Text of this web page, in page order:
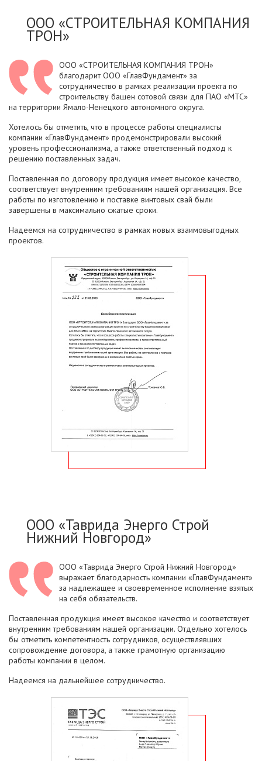
ООО «СТРОИТЕЛЬНАЯ КОМПАНИЯ
ТРОН»
ООО «СТРОИТЕЛЬНАЯ КОМПАНИЯ ТРОН»
благодарит ООО «ГлавФундамент» за
сотрудничество в рамках реализации проекта по
строительству башен сотовой связи для ПАО «МТС»
на территории Ямало-Ненецкого автономного округа.
Хотелось бы отметить, что в процессе работы специалисты
компании «ГлавФундамент» продемонстрировали высокий
уровень профессионализма, а также ответственный подход к
решению поставленных задач.
Поставленная по договору продукция имеет высокое качество,
соответствует внутренним требованиям нашей организация. Все
работы по изготовлению и поставке винтовых свай были
завершены в максимально сжатые сроки.
Надеемся на сотрудничество в рамках новых взаимовыгодных
проектов.
ООО «Таврида Энерго Строй
Нижний Новгород»
ООО «Таврида Энерго Строй Нижний Новгород»
выражает благодарность компании «ГлавФундамент»
за надлежащее и своевременное исполнение взятых
на себя обязательств.
Поставленная продукция имеет высокое качество и соответствует
внутренним требованиям нашей организации. Отдельно хотелось
бы отметить компетентность сотрудников, осуществлявших
сопровождение договора, а также грамотную организацию
работы компании в целом.
Надеемся на дальнейшее сотрудничество.